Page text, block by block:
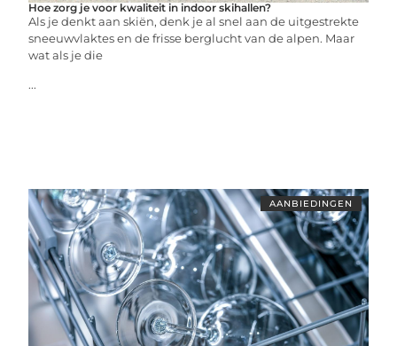
Hoe zorg je voor kwaliteit in indoor skihallen?
Als je denkt aan skiën, denk je al snel aan de uitgestrekte
sneeuwvlaktes en de frisse berglucht van de alpen. Maar
wat als je die
...
AANBIEDINGEN